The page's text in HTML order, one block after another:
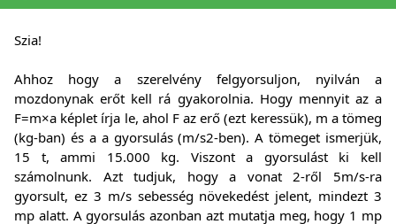
Szia!
Ahhoz hogy a szerelvény felgyorsuljon, nyilván a
mozdonynak erőt kell rá gyakorolnia. Hogy mennyit az a
F=m×a képlet írja le, ahol F az erő (ezt keressük), m a tömeg
(kg-ban) és a a gyorsulás (m/s2-ben). A tömeget ismerjük,
15 t, ammi 15.000 kg. Viszont a gyorsulást ki kell
számolnunk. Azt tudjuk, hogy a vonat 2-ről 5m/s-ra
gyorsult, ez 3 m/s sebesség növekedést jelent, mindezt 3
mp alatt. A gyorsulás azonban azt mutatja meg, hogy 1 mp